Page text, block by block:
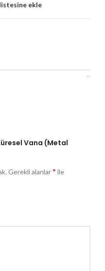
ekle
Vana (Metal
Gerekli alanlar* ile